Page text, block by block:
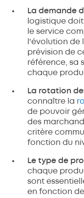
La demande
logistique
le service
l'évolution de
prévision de
référence, sa
chaque
La rotation
connaître la
de pouvoir
des
critère
fonction du
Le type de
chaque
sont
en fonction